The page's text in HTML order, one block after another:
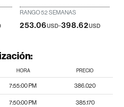
RANGO 52 SEMANAS
253.06USD-398.62USD
HORA PRECIO
7:55:00 PM 386.020
7:50:00 PM 385.170